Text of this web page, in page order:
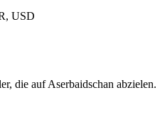
USD
die auf Aserbaidschan abzielen.